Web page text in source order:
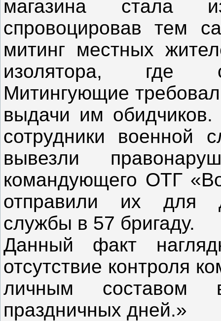
магазина стала
спровоцировав тем
митинг местных
изолятора, где
Митингующие
выдачи им
сотрудники военной
вывезли
командующего ОТГ
отправили их для
службы в 57 бригаду.
Данный факт
отсутствие контроля
личным
праздничных дней.»